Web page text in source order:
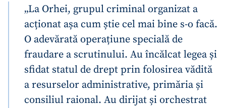
„La Orhei, grupul criminal organizat a
acționat așa cum știe cel mai bine s-o facă.
O adevărată operațiune specială de
fraudare a scrutinului. Au încălcat legea și
sfidat statul de drept prin folosirea vădită
a resurselor administrative, primăria și
consiliul raional. Au dirijat și orchestrat